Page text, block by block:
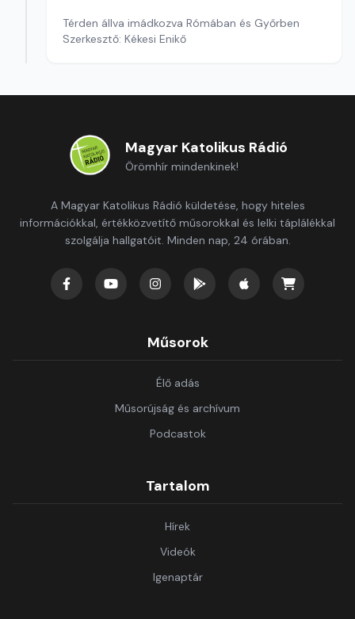
Térden állva imádkozva Rómában és Győrben
Szerkesztő: Kékesi Enikő
Magyar Katolikus Rádió
Örömhír mindenkinek!
A Magyar Katolikus Rádió küldetése, hogy hiteles
információkkal, értékközvetítő műsorokkal és lelki táplálékkal
szolgálja hallgatóit. Minden nap, 24 órában.
Műsorok
Élő adás
Műsorújság és archívum
Podcastok
Tartalom
Hírek
Videók
Igenaptár